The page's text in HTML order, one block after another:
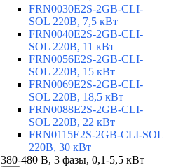
FRN0030E2S-2GB-CLI-
SOL 220В, 7,5 кВт
FRN0040E2S-2GB-CLI-
SOL 220В, 11 кВт
FRN0056E2S-2GB-CLI-
SOL 220В, 15 кВт
FRN0069E2S-2GB-CLI-
SOL 220В, 18,5 кВт
FRN0088E2S-2GB-CLI-
SOL 220В, 22 кВт
FRN0115E2S-2GB-CLI-SOL
220В, 30 кВт
380-480 В, 3 фазы, 0,1-5,5 кВт